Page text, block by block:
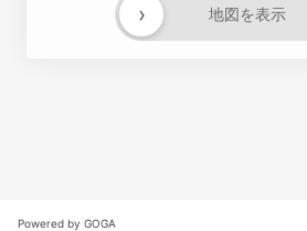
地図を表示
›
Powered by GOGA